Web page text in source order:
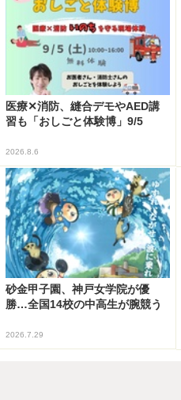
医療✕消防、縫合デモやAED講
習も「おしごと体験博」9/5
2026.8.6
砂金甲子園、神戸女学院が優
勝…全国14校の中高生が腕競う
2026.7.29